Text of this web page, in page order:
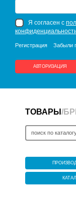
Я согласен с
Регистрация Забыли
АВТОРИЗАЦИЯ
ТОВАРЫ /